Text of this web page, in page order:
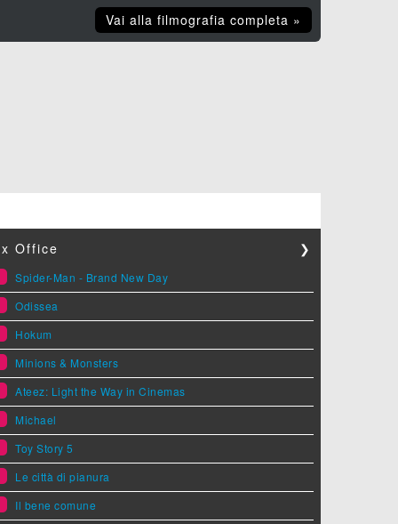
Vai alla filmografia completa »
Office ❯
Spider-Man - Brand New Day
Odissea
Hokum
Minions & Monsters
Ateez: Light the Way in Cinemas
Michael
Toy Story 5
Le città di pianura
Il bene comune